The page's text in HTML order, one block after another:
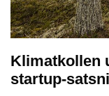
Klimatkollen
startup-